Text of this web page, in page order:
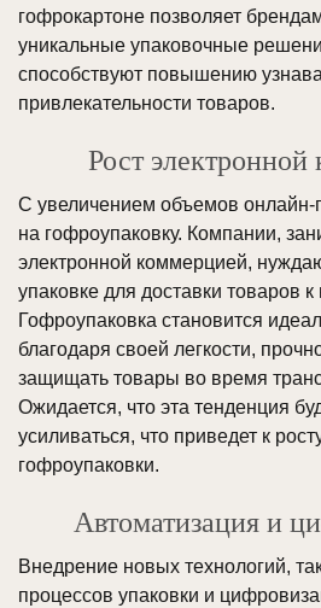
гофрокартоне позволяет
уникальные упаковочные
способствуют повышению
привлекательности товаров.
Рост
С увеличением объемов онлайн-
на гофроупаковку. Компании,
электронной коммерцией,
упаковке для доставки товаров к
Гофроупаковка становится
благодаря своей легкости,
защищать товары во время
Ожидается, что эта тенденция
усиливаться, что приведет к
гофроупаковки.
Автоматизация и
Внедрение новых технологий,
процессов упаковки и